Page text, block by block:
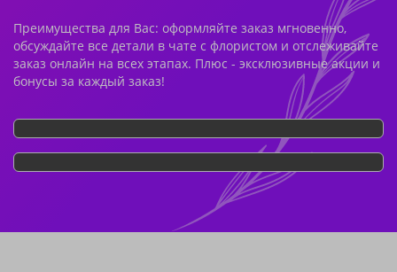
Преимущества для Вас: оформляйте заказ мгновенно,
обсуждайте все детали в чате с флористом и отслеживайте
заказ онлайн на всех этапах. Плюс - эксклюзивные акции и
бонусы за каждый заказ!